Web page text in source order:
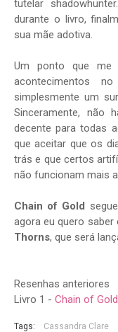
tutelar
durante o livro,
sua mãe adotiva.
Um ponto que me
acontecimentos
simplesmente um
Sinceramente, não
decente para todas
que aceitar que os
trás e que certos
não funcionam mais
Chain of Gold
agora eu quero
Thorns, que será
Resenhas anteriores
Livro 1 - Chain of Gold
Tags: Cassandra Clare